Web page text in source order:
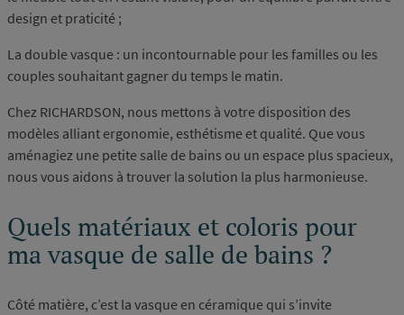
design et praticité ;
La double vasque : un incontournable pour les familles ou les
couples souhaitant gagner du temps le matin.
Chez RICHARDSON, nous mettons à votre disposition des
modèles alliant ergonomie, esthétisme et qualité. Que vous
aménagiez une petite salle de bains ou un espace plus spacieux,
nous vous aidons à trouver la solution la plus harmonieuse.
Quels matériaux et coloris pour
ma vasque de salle de bains ?
Côté matière, c’est la vasque en céramique qui s’invite